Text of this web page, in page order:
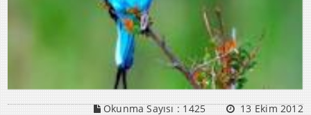
Okunma Sayısı :1425 13 Ekim 2012